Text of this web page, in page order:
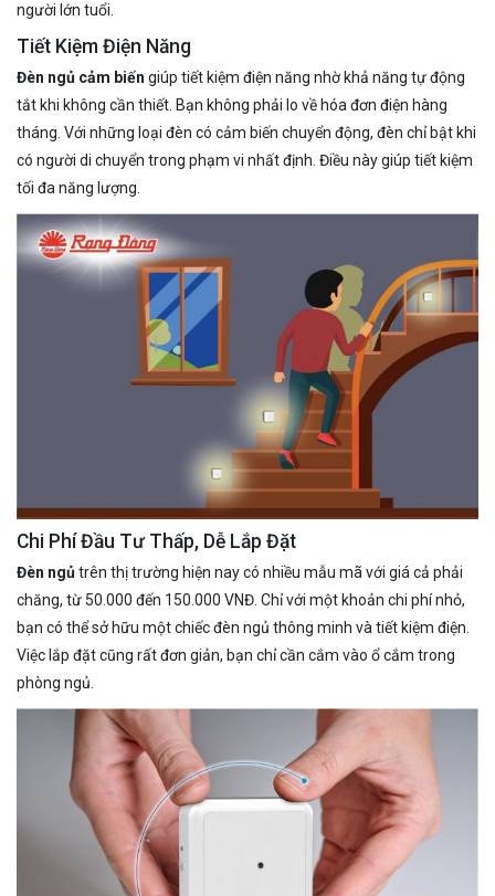
người lớn tuổi.
Tiết Kiệm Điện Năng
Đèn ngủ cảm biến giúp tiết kiệm điện năng nhờ khả năng tự động
tắt khi không cần thiết. Bạn không phải lo về hóa đơn điện hàng
tháng. Với những loại đèn có cảm biến chuyển động, đèn chỉ bật khi
có người di chuyển trong phạm vi nhất định. Điều này giúp tiết kiệm
tối đa năng lượng.
Chi Phí Đầu Tư Thấp, Dễ Lắp Đặt
Đèn ngủtrên thị trường hiện nay có nhiều mẫu mã với giá cả phải
chăng, từ 50.000 đến 150.000 VNĐ. Chỉ với một khoản chi phí nhỏ,
bạn có thể sở hữu một chiếc đèn ngủ thông minh và tiết kiệm điện.
Việc lắp đặt cũng rất đơn giản, bạn chỉ cần cắm vào ổ cắm trong
phòng ngủ.